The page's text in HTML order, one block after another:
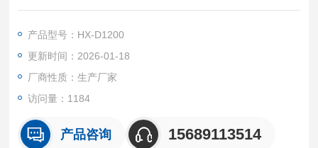
应用于环境监测、卫生防疫、劳动保护、科研院校等部门进行颗
产品型号：HX-D1200
更新时间：2026-01-18
厂商性质：生产厂家
访问量：1184
产品咨询 15689113514